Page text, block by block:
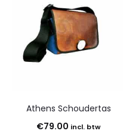
21
resultaten
wordt
getoond
Athens Schoudertas
€79.00 incl. btw